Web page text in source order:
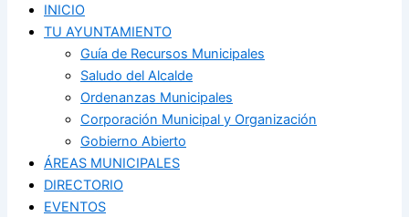
INICIO
TU AYUNTAMIENTO
Guía de Recursos Municipales
Saludo del Alcalde
Ordenanzas Municipales
Corporación Municipal y Organización
Gobierno Abierto
ÁREAS MUNICIPALES
DIRECTORIO
EVENTOS